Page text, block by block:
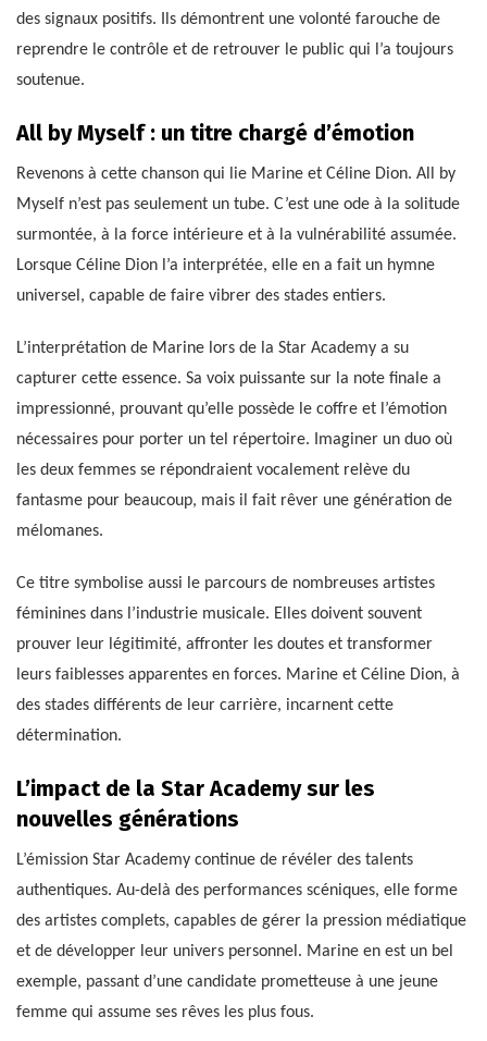
des signaux positifs. Ils démontrent une volonté farouche de
reprendre le contrôle et de retrouver le public qui l’a toujours
soutenue.
All by Myself : un titre chargé d’émotion
Revenons à cette chanson qui lie Marine et Céline Dion. All by
Myself n’est pas seulement un tube. C’est une ode à la solitude
surmontée, à la force intérieure et à la vulnérabilité assumée.
Lorsque Céline Dion l’a interprétée, elle en a fait un hymne
universel, capable de faire vibrer des stades entiers.
L’interprétation de Marine lors de la Star Academy a su
capturer cette essence. Sa voix puissante sur la note finale a
impressionné, prouvant qu’elle possède le coffre et l’émotion
nécessaires pour porter un tel répertoire. Imaginer un duo où
les deux femmes se répondraient vocalement relève du
fantasme pour beaucoup, mais il fait rêver une génération de
mélomanes.
Ce titre symbolise aussi le parcours de nombreuses artistes
féminines dans l’industrie musicale. Elles doivent souvent
prouver leur légitimité, affronter les doutes et transformer
leurs faiblesses apparentes en forces. Marine et Céline Dion, à
des stades différents de leur carrière, incarnent cette
détermination.
L’impact de la Star Academy sur les
nouvelles générations
L’émission Star Academy continue de révéler des talents
authentiques. Au-delà des performances scéniques, elle forme
des artistes complets, capables de gérer la pression médiatique
et de développer leur univers personnel. Marine en est un bel
exemple, passant d’une candidate prometteuse à une jeune
femme qui assume ses rêves les plus fous.